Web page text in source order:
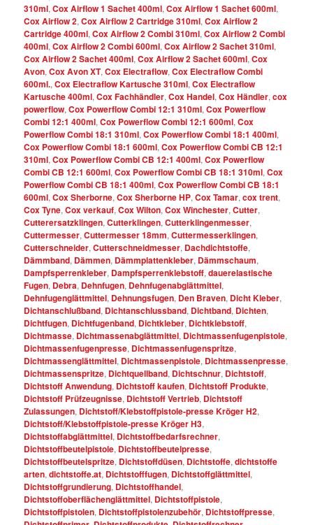
310ml,Cox Airflow 1 Sachet 400ml,Cox Airflow 1 Sachet 600ml,
Cox Airflow 2,Cox Airflow 2 Cartridge 310ml,Cox Airflow 2
Cartridge 400ml,Cox Airflow 2 Combi 310ml,Cox Airflow 2 Combi
400ml,Cox Airflow 2 Combi 600ml,Cox Airflow 2 Sachet 310ml,
Cox Airflow 2 Sachet 400ml,Cox Airflow 2 Sachet 600ml,Cox
Avon,Cox Avon XT,Cox Electraflow,Cox Electraflow Combi
600ml.,Cox Electraflow Kartusche 310ml,Cox Electraflow
Kartusche 400ml,Cox Fachhändler,Cox Handel,Cox Händler,cox
powerflow,Cox Powerflow Combi 12:1 310ml,Cox Powerflow
Combi 12:1 400ml,Cox Powerflow Combi 12:1 600ml,Cox
Powerflow Combi 18:1 310ml,Cox Powerflow Combi 18:1 400ml,
Cox Powerflow Combi 18:1 600ml,Cox Powerflow Combi CB 12:1
310ml,Cox Powerflow Combi CB 12:1 400ml,Cox Powerflow
Combi CB 12:1 600ml,Cox Powerflow Combi CB 18:1 310ml,Cox
Powerflow Combi CB 18:1 400ml,Cox Powerflow Combi CB 18:1
600ml,Cox Sherborne,Cox Sherborne HP,Cox Tamar,cox trent,
Cox Tyne,Cox verkauf,Cox Wilton,Cox Winchester,Cutter,
Cutterersatzklingen,Cutterklingen,Cutterklingenmesser,
Cuttermesser,Cuttermesser 18mm,Cuttermesserklingen,
Cutterschneider,Cutterschneidmesser, Dachdichtstoffe,
Dämmband, Dämmen, Dämmplattenkleber, Dämmschaum,
Dampfsperrenkleber, Dampfsperrenklebstoff,dauerelastische
Fugen, Debra, Dehnfugen, Dehnfugenabglättmittel,
Dehnfugenglättmittel, Dehnungsfugen, Den Braven, Dicht Kleber,
Dichtanschlußband, Dichtanschlussband, Dichtband, Dichten,
Dichtfugen, Dichtfugenband, Dichtkleber, Dichtklebstoff,
Dichtmasse, Dichtmassenabglättmittel, Dichtmassenfugenpistole,
Dichtmassenfugenpresse, Dichtmassenfugenspritze,
Dichtmassenglättmittel, Dichtmassenpistole, Dichtmassenpresse,
Dichtmassenspritze, Dichtquellband, Dichtschnur, Dichtstoff,
Dichtstoff Anwendung, Dichtstoff kaufen, Dichtstoff Produkte,
Dichtstoff Prüfzeugnisse, Dichtstoff Vertrieb, Dichtstoff
Zulassungen, Dichtstoff/Klebstoffpistole-presse Kröger H2,
Dichtstoff/Klebstoffpistole-presse Kröger H3,
Dichtstoffabglättmittel, Dichtstoffbedarfsrechner,
Dichtstoffbeutelpistole, Dichtstoffbeutelpresse,
Dichtstoffbeutelspritze, Dichtstoffdüsen, Dichtstoffe,dichtstoffe
arten,dichtstoffe.at, Dichtstofffugen, Dichtstoffglättmittel,
Dichtstoffgrundierung, Dichtstoffhandel,
Dichtstoffoberflächenglättmittel, Dichtstoffpistole,
Dichtstoffpistolen, Dichtstoffpistolenzubehör, Dichtstoffpresse,